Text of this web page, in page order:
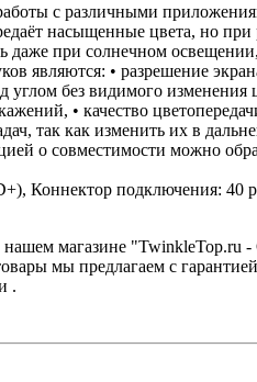
с различными
насыщенные цвета, но
даже при солнечном
являются: • разрешение
без видимого изменения
• качество
так как изменить их в
о совместимости можно
Коннектор подключения: 40
магазине "TwinkleTop.ru -
мы предлагаем с
.